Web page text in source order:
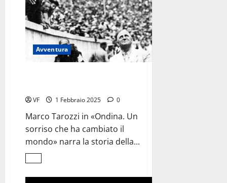
Avventura
VF 1 Febbraio 2025 0
Marco Tarozzi in «Ondina. Un
sorriso che ha cambiato il
mondo» narra la storia della...
Leggi
più